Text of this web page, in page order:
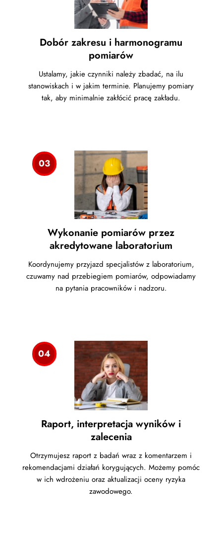
Dobór zakresu i harmonogramu
pomiarów
Ustalamy, jakie czynniki należy zbadać, na ilu
stanowiskach i w jakim terminie. Planujemy pomiary
tak, aby minimalnie zakłócić pracę zakładu.
03
Wykonanie pomiarów przez
akredytowane laboratorium
Koordynujemy przyjazd specjalistów z laboratorium,
czuwamy nad przebiegiem pomiarów, odpowiadamy
na pytania pracowników i nadzoru.
04
Raport, interpretacja wyników i
zalecenia
Otrzymujesz raport z badań wraz z komentarzem i
rekomendacjami działań korygujących. Możemy pomóc
w ich wdrożeniu oraz aktualizacji oceny ryzyka
zawodowego.